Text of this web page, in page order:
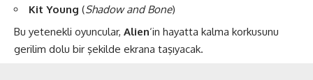
Kit Young (Shadow and Bone)
Bu yetenekli oyuncular, Alien‘in hayatta kalma korkusunu
gerilim dolu bir şekilde ekrana taşıyacak​.